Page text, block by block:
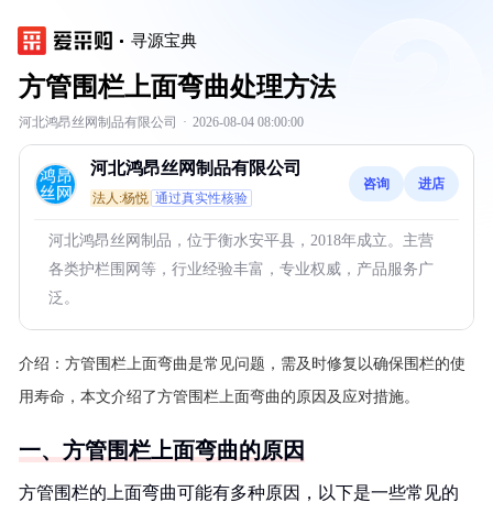
寻源宝典
方管围栏上面弯曲处理方法
河北鸿昂丝网制品有限公司 · 2026-08-04 08:00:00
河北鸿昂丝网制品有限公司
法人:杨悦 通过真实性核验
咨询 进店
河北鸿昂丝网制品，位于衡水安平县，2018年成立。主营
各类护栏围网等，行业经验丰富，专业权威，产品服务广
泛。
介绍： 方管围栏上面弯曲是常见问题，需及时修复以确保围栏的使
用寿命，本文介绍了方管围栏上面弯曲的原因及应对措施。
一、方管围栏上面弯曲的原因
方管围栏的上面弯曲可能有多种原因，以下是一些常见的